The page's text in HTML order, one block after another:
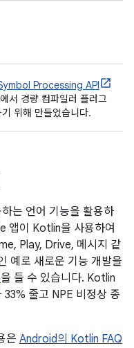
Processing API
서 경량 컴파일러 플러그
위해 만들었습니다.
는 언어 기능을 활용하
앱이 Kotlin을 사용하여
Play, Drive, 메시지 같
예로 새로운 기능 개발을
을 들 수 있습니다. Kotlin
줄고 NPE 비정상 종
은 Android의 Kotlin FAQ